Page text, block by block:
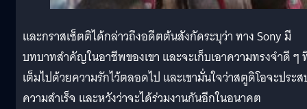
และกราสเซ็ตติได้กล่าวถึงอดีตต้นสังกัดระบุว่า ทาง Sony มี
บทบาทสำคัญในอาชีพของเขา และจะเก็บเอาความทรงจำดี ๆ
เต็มไปด้วยความรักไว้ตลอดไป และเขามั่นใจว่าสตูดิโอจะประ
ความสำเร็จ และหวังว่าจะได้ร่วมงานกันอีกในอนาคต